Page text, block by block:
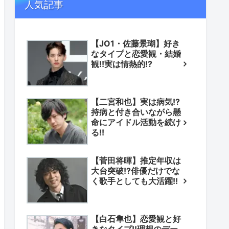
人気記事
【JO1・佐藤景瑚】好き
なタイプと恋愛観・結婚
観!!実は情熱的!?
【二宮和也】実は病気!?
持病と付き合いながら懸
命にアイドル活動を続け
る!!
【菅田将暉】推定年収は
大台突破!?俳優だけでな
く歌手としても大活躍!!
【白石隼也】恋愛観と好